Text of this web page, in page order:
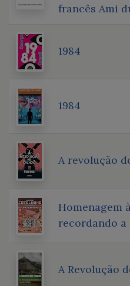
francês Ami
1984
1984
A revolução
Homenagem
recordando a
A Revolução